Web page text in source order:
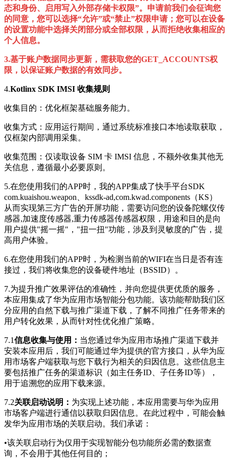
态和身份、启用写入外部存储卡权限”。申请前我们会征询您
的同意，您可以选择“允许”或“禁止”权限申请；您可以在设备
的设置功能中选择关闭部分或全部权限，从而拒绝收集相应的
个人信息。
3.基于账户数据同步更新，需获取您的GET_ACCOUNTS权
限， 以保证账户数据的有效同步。
4.Kotlinx SDK IMSI 收集规则
收集目的：优化框架基础服务能力。
收集方式：应用运行期间，通过系统标准接口本地读取获取，
仅框架内部调用采集。
收集范围：仅读取设备 SIM 卡 IMSI 信息，不额外收集其他无
关信息，遵循最小必要原则。
5.在您使用我们的APP时，我的APP集成了快手平台SDK
com.kuaishou.weapon、kssdk-ad,com.kwad.components（KS）
从而实现第三方广告的开屏功能，需要访问您的设备陀螺仪传
感器,加速度传感器,重力传感器传感器权限，用途和目的是向
用户提供"摇一摇"，"扭一扭"功能，涉及到灵敏度的广告，提
高用户体验。
6.在您使用我们的APP时，为检测当前的WIFI在当日是否有连
接过，我们将收集您的设备硬件地址（BSSID）。
7.为提升推广效果评估的准确性，并向您提供更优质的服务，
本应用集成了华为应用市场智能分包功能。该功能帮助我们区
分应用的自然下载与推广渠道下载，了解不同推广任务带来的
用户转化效果，从而针对性优化推广策略。
7.1信息收集与使用： 当您通过华为应用市场推广渠道下载并
安装本应用后，我们可能通过华为提供的官方接口，从华为应
用市场客户端获取与您下载行为相关的归因信息。这些信息主
要包括推广任务的渠道标识（如主任务ID、子任务ID等），
用于追溯您的应用下载来源。
7.2关联启动说明： 为实现上述功能，本应用需要与华为应用
市场客户端进行通信以获取归因信息。在此过程中，可能会触
发华为应用市场的关联启动。我们承诺：
•该关联启动行为仅用于实现智能分包功能所必需的数据查
询，不会用于其他任何目的；